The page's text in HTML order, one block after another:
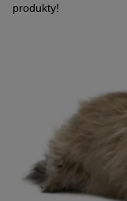
produkty!